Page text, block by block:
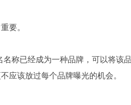
要。
称已经成为一种品牌，可以将该
应该放过每个品牌曝光的机会。